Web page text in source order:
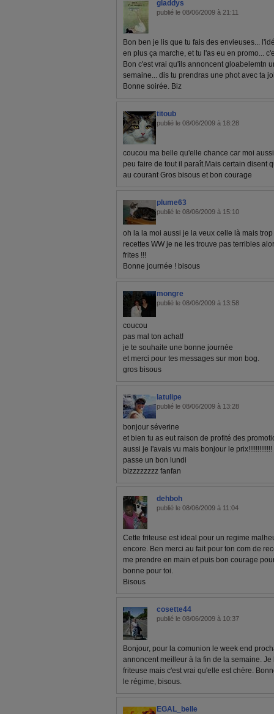
gladdys
publié le 08/06/2009 à 21:11
Bon ben je lis que tu fais des envieuses...
en plus ça marche, et tu l'as eu en promo...
Bon c'est vrai qu'ils annoncent gloabelemtn
semaine... dis tu prendras une phot avec ta
Bonne soirée. Biz
titoub
publié le 08/06/2009 à 18:28
coucou ma belle qu'elle chance car moi
peu faire de tout il paraît.Mais certain disent
au courant Gros bisous et bon courage
plume63
publié le 08/06/2009 à 15:10
oh la la moi aussi je la veux celle là mais
recettes WW je ne les trouve pas terribles
frites !!!
Bonne journée ! bisous
mongre
publié le 08/06/2009 à 13:58
coucou
pas mal ton achat!
je te souhaite une bonne journée
et merci pour tes messages sur mon bog.
gros bisous
latulipe
publié le 08/06/2009 à 13:28
bonjour séverine
et bien tu as eut raison de profité des
aussi je l'avais vu mais bonjour le prix!!!!!!!!!!!!!
passe un bon lundi
bizzzzzzzz fanfan
dehboh
publié le 08/06/2009 à 11:04
Cette friteuse est ideal pour un regime
encore. Ben merci au fait pour ton com de
me prendre en main et puis bon courage
bonne pour toi.
Bisous
cosette44
publié le 08/06/2009 à 10:37
Bonjour, pour la comunion le week end
annoncent meilleur à la fin de la semaine.
friteuse mais c'est vrai qu'elle est chère.
le régime, bisous.
EGAL_belle